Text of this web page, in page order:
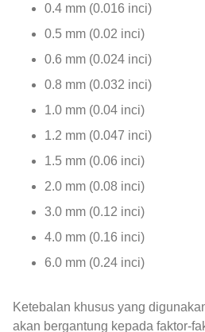
0.4 mm (0.016 inci)
0.5 mm (0.02 inci)
0.6 mm (0.024 inci)
0.8 mm (0.032 inci)
1.0 mm (0.04 inci)
1.2 mm (0.047 inci)
1.5 mm (0.06 inci)
2.0 mm (0.08 inci)
3.0 mm (0.12 inci)
4.0 mm (0.16 inci)
6.0 mm (0.24 inci)
Ketebalan khusus yang
akan bergantung kepada faktor-